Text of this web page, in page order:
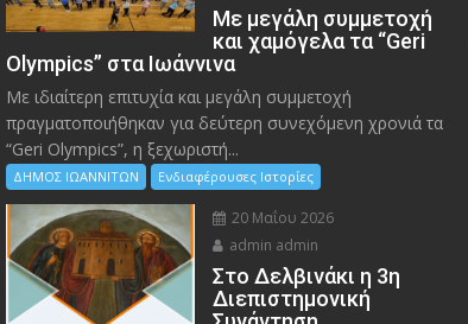
Με μεγάλη συμμετοχή
και χαμόγελα τα “Geri
Olympics” στα Ιωάννινα
Με ιδιαίτερη επιτυχία και μεγάλη συμμετοχή
πραγματοποιήθηκαν για δεύτερη συνεχόμενη χρονιά τα
“Geri Olympics”, η ξεχωριστή...
ΔΗΜΟΣ ΙΩΑΝΝΙΤΩΝ Ενδιαφέρουσες Ιστορίες
20 Μαΐου 2026
admin admin
Στο Δελβινάκι η 3η
Διεπιστημονική